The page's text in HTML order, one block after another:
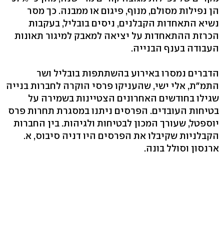
הן נפילות מסולם, מנוף, פיגום או ממבנה. כך מסר
נשיא התאחדות הקבלנים, ניסים בובליל, בעקבות
הכרזת ההתאחדות על יציאה למאבק למיגור תאונות
העבודה בענף הבנייה.
הדברים נמסרו באירוע בהשתתפות בובליל ושר
התמ"ת, אלי ישי, שהעניקו פרסי הוקרה לחברות בנייה
שגילו בחודשים האחרונים הצטיינות בשמירה על
בטיחות העובדים. הפרסים ניתנו במסגרת תחרות פרס
יוספטל, שעורך המכון לבטיחות ולגיהות. בין החברות
הקבלניות שקיבלו את הפרסים היו דניה סיבוס, א.
ארנסון וסולל בונה.